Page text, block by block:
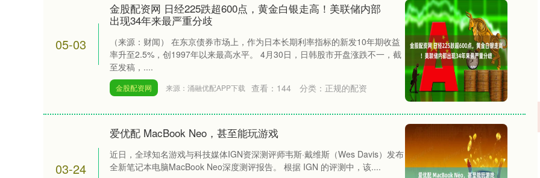
05-03
金股配资网 日经225跌超600点，黄金白银走高！美联储内部
出现34年来最严重分歧
（来源：财闻） 在东京债券市场上，作为日本长期利率指标的新发10年期收益
率升至2.5%，创1997年以来最高水平。 4月30日，日韩股市开盘涨跌不一，截
至发稿，....
金股配资网 来源：涌融优配APP下载 查看： 144 分类： 正规的配资
03-24
爱优配 MacBook Neo，甚至能玩游戏
近日，全球知名游戏与科技媒体IGN资深测评师韦斯·戴维斯（Wes Davis）发布
全新笔记本电脑MacBook Neo深度测评报告。 根据 IGN 的评测中，该....
深证成指 14381.43 271.31 1.92% 沪深300 4702.61 51.30 1.10%